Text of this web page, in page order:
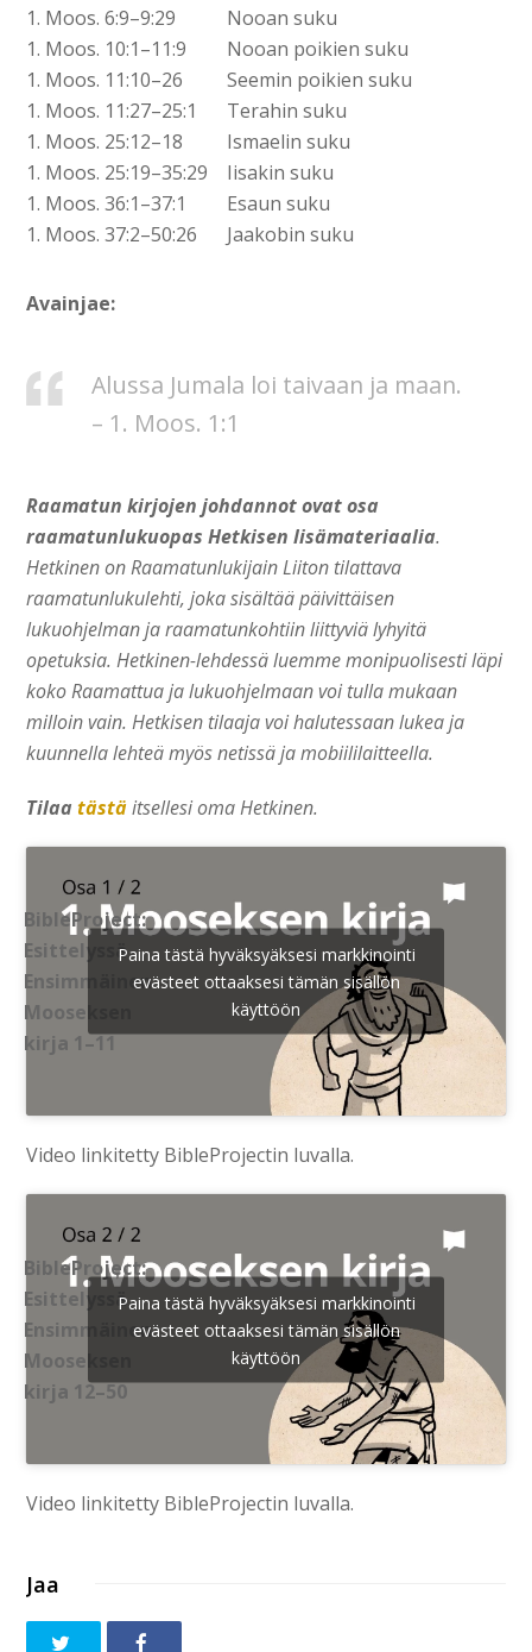
1. Moos. 6:9–9:29
Nooan suku
1. Moos. 10:1–11:9
Nooan poikien suku
1. Moos. 11:10–26
Seemin poikien suku
1. Moos. 11:27–25:1
Terahin suku
1. Moos. 25:12–18
Ismaelin suku
1. Moos. 25:19–35:29
Iisakin suku
1. Moos. 36:1–37:1
Esaun suku
1. Moos. 37:2–50:26
Jaakobin suku
Avainjae:
Alussa Jumala loi taivaan ja maan.
– 1. Moos. 1:1
Raamatun kirjojen johdannot ovat osa
raamatunlukuopas Hetkisen lisämateriaalia.
Hetkinen on Raamatunlukijain Liiton tilattava
raamatunlukulehti, joka sisältää päivittäisen
lukuohjelman ja raamatunkohtiin liittyviä lyhyitä
opetuksia. Hetkinen-lehdessä luemme monipuolisesti läpi
koko Raamattua ja lukuohjelmaan voi tulla mukaan
milloin vain. Hetkisen tilaaja voi halutessaan lukea ja
kuunnella lehteä myös netissä ja mobiililaitteella.
Tilaatästäitsellesi oma Hetkinen.
BibleProject:
Esittelyssä
Ensimmäinen
Mooseksen
kirja 1–11
Paina tästä hyväksyäksesi markkinointi
evästeet ottaaksesi tämän sisällön
käyttöön
Video linkitetty BibleProjectin luvalla.
BibleProject:
Esittelyssä
Ensimmäinen
Mooseksen
kirja 12–50
Paina tästä hyväksyäksesi markkinointi
evästeet ottaaksesi tämän sisällön
käyttöön
Video linkitetty BibleProjectin luvalla.
Jaa